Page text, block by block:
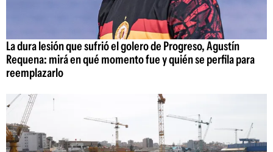
La dura lesión que sufrió el golero de Progreso, Agustín
Requena: mirá en qué momento fue y quién se perfila para
reemplazarlo